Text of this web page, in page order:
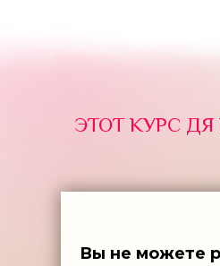
ЭТОТ КУРС
Вы не можете